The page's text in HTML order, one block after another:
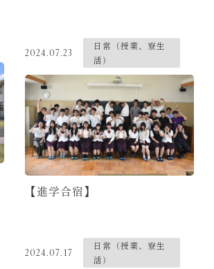
2024.07.23
日常（授業、寮生
活）
【進学合宿】
2024.07.17
日常（授業、寮生
活）